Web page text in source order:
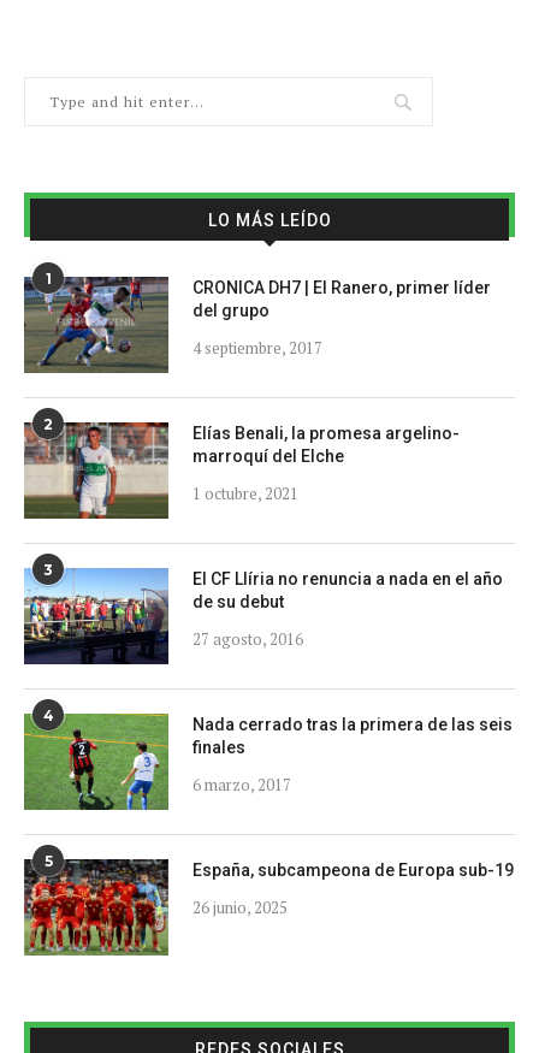
LO MÁS LEÍDO
1
CRONICA DH7 | El Ranero, primer líder
del grupo
4 septiembre, 2017
2
Elías Benali, la promesa argelino-
marroquí del Elche
1 octubre, 2021
3
El CF Llíria no renuncia a nada en el año
de su debut
27 agosto, 2016
4
Nada cerrado tras la primera de las seis
finales
6 marzo, 2017
5 España, subcampeona de Europa sub-19
26 junio, 2025
REDES SOCIALES